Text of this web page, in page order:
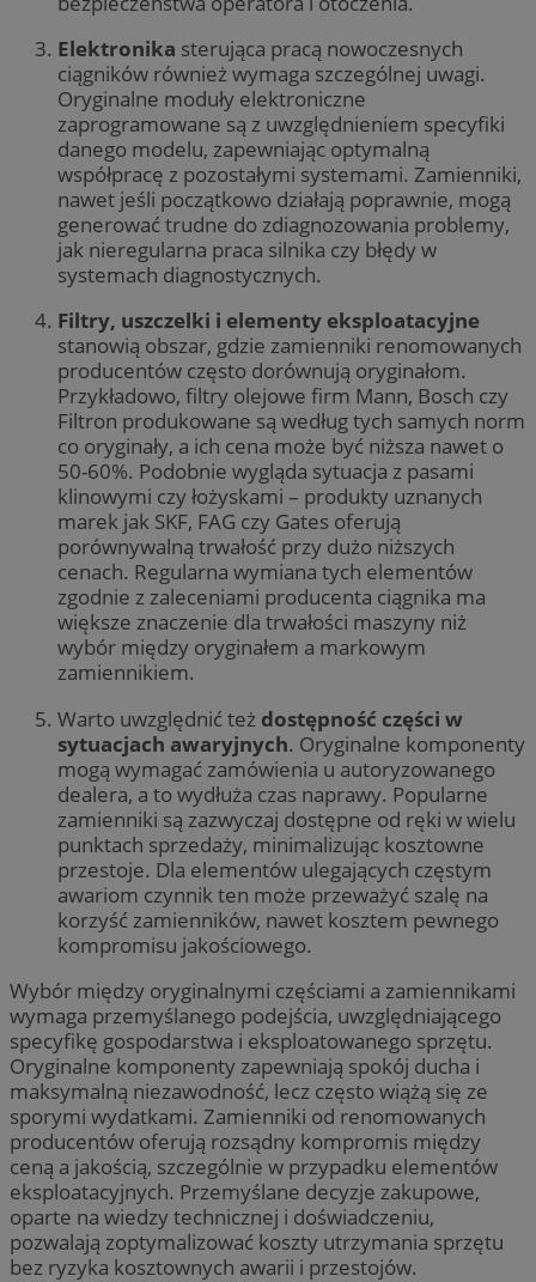
Elektronika sterująca pracą nowoczesnych
ciągników również wymaga szczególnej uwagi.
Oryginalne moduły elektroniczne
zaprogramowane są z uwzględnieniem specyfiki
danego modelu, zapewniając optymalną
współpracę z pozostałymi systemami. Zamienniki,
nawet jeśli początkowo działają poprawnie, mogą
generować trudne do zdiagnozowania problemy,
jak nieregularna praca silnika czy błędy w
systemach diagnostycznych.
Filtry, uszczelki i elementy eksploatacyjne
stanowią obszar, gdzie zamienniki renomowanych
producentów często dorównują oryginałom.
Przykładowo, filtry olejowe firm Mann, Bosch czy
Filtron produkowane są według tych samych norm
co oryginały, a ich cena może być niższa nawet o
50-60%. Podobnie wygląda sytuacja z pasami
klinowymi czy łożyskami – produkty uznanych
marek jak SKF, FAG czy Gates oferują
porównywalną trwałość przy dużo niższych
cenach. Regularna wymiana tych elementów
zgodnie z zaleceniami producenta ciągnika ma
większe znaczenie dla trwałości maszyny niż
wybór między oryginałem a markowym
zamiennikiem.
Warto uwzględnić też dostępność części w
sytuacjach awaryjnych. Oryginalne komponenty
mogą wymagać zamówienia u autoryzowanego
dealera, a to wydłuża czas naprawy. Popularne
zamienniki są zazwyczaj dostępne od ręki w wielu
punktach sprzedaży, minimalizując kosztowne
przestoje. Dla elementów ulegających częstym
awariom czynnik ten może przeważyć szalę na
korzyść zamienników, nawet kosztem pewnego
kompromisu jakościowego.
Wybór między oryginalnymi częściami a zamiennikami
wymaga przemyślanego podejścia, uwzględniającego
specyfikę gospodarstwa i eksploatowanego sprzętu.
Oryginalne komponenty zapewniają spokój ducha i
maksymalną niezawodność, lecz często wiążą się ze
sporymi wydatkami. Zamienniki od renomowanych
producentów oferują rozsądny kompromis między
ceną a jakością, szczególnie w przypadku elementów
eksploatacyjnych. Przemyślane decyzje zakupowe,
oparte na wiedzy technicznej i doświadczeniu,
pozwalają zoptymalizować koszty utrzymania sprzętu
bez ryzyka kosztownych awarii i przestojów.